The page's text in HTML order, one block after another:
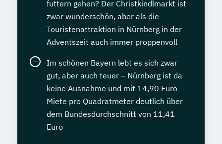
futtern gehen? Der Christkindlmarkt ist
zwar wunderschön, aber als die
Touristenattraktion in Nürnberg in der
Adventszeit auch immer proppenvoll
Im schönen Bayern lebt es sich zwar
gut, aber auch teuer – Nürnberg ist da
keine Ausnahme und mit 14,90 Euro
Miete pro Quadratmeter deutlich über
dem Bundesdurchschnitt von 11,41
Euro